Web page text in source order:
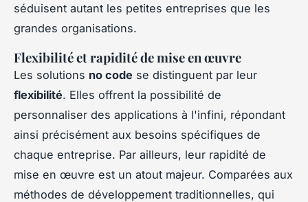
séduisent autant les petites entreprises que les
grandes organisations.
Flexibilité et rapidité de mise en œuvre
Les solutions no code se distinguent par leur
flexibilité. Elles offrent la possibilité de
personnaliser des applications à l'infini, répondant
ainsi précisément aux besoins spécifiques de
chaque entreprise. Par ailleurs, leur rapidité de
mise en œuvre est un atout majeur. Comparées aux
méthodes de développement traditionnelles, qui